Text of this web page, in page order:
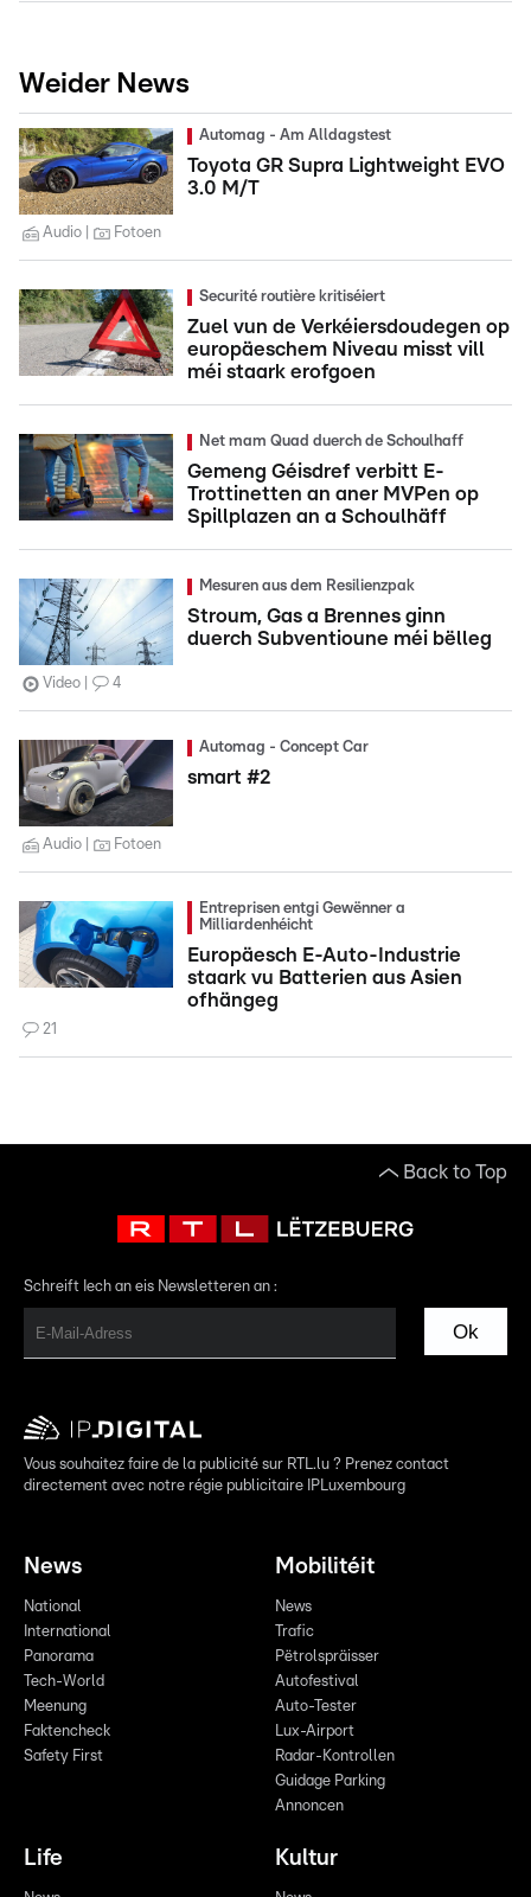
Weider News
Automag - Am Alldagstest
Toyota GR Supra Lightweight EVO
3.0 M/T
Audio Fotoen
Securité routière kritiséiert
Zuel vun de Verkéiersdoudegen op
europäeschem Niveau misst vill
méi staark erofgoen
Net mam Quad duerch de Schoulhaff
Gemeng Géisdref verbitt E-
Trottinetten an aner MVPen op
Spillplazen an a Schoulhäff
Mesuren aus dem Resilienzpak
Stroum, Gas a Brennes ginn
duerch Subventioune méi bëlleg
Video 4
Automag - Concept Car
smart #2
Audio Fotoen
Entreprisen entgi Gewënner a
Milliardenhéicht
Europäesch E-Auto-Industrie
staark vu Batterien aus Asien
ofhängeg
21
Back to Top
Schreift Iech an eis Newsletteren an :
Ok
Vous souhaitez faire de la publicité sur RTL.lu ? Prenez contact
directement avec notre régie publicitaire IPLuxembourg
News
National
International
Panorama
Tech-World
Meenung
Faktencheck
Safety First
Mobilitéit
News
Trafic
Pëtrolspräisser
Autofestival
Auto-Tester
Lux-Airport
Radar-Kontrollen
Guidage Parking
Annoncen
Life Kultur